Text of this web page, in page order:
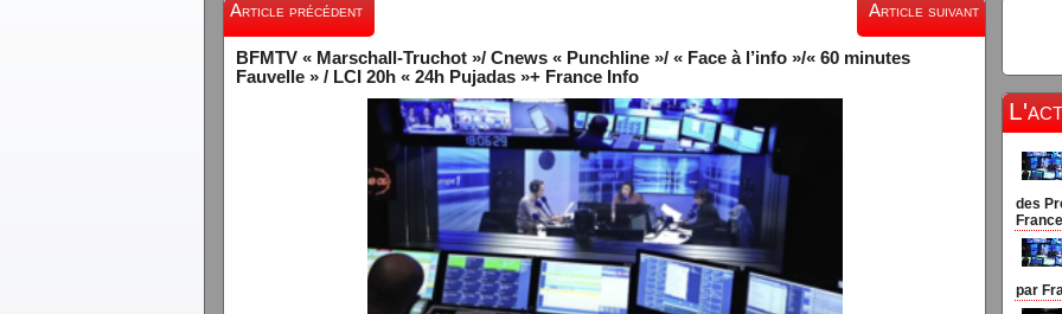
Article précédent Article suivant
BFMTV « Marschall-Truchot »/ Cnews « Punchline »/ « Face à l’info »/« 60 minutes
Fauvelle » / LCI 20h « 24h Pujadas »+ France Info
des
par